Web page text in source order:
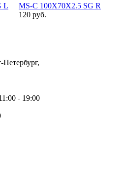
L
MS-C 100X70X2.5 SG R
120 руб.
- 19:00